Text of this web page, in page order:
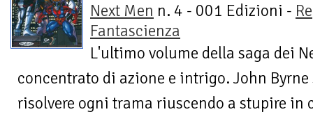
Next Men n. 4 - 001 Edizioni -
Fantascienza
L'ultimo volume della saga dei
concentrato di azione e intrigo. John
risolvere ogni trama riuscendo a stupire in